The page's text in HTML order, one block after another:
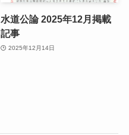
水道公論 2025年12月掲載
記事
2025年12月14日